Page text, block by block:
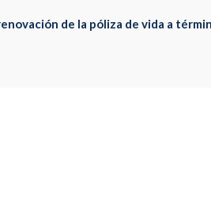
de la póliza de vida a